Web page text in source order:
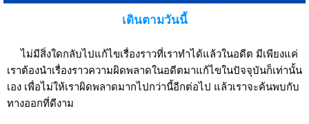
เดินตามวันนี้
ไม่มีสิ่งใดกลับไปแก้ไขเรื่องราวที่เราทำได้แล้วในอดีต มีเพียงแค่
เราต้องนำเรื่องราวความผิดพลาดในอดีตมาแก้ไขในปัจจุบันก็เท่านั้น
เอง เพื่อไม่ให้เราผิดพลาดมากไปกว่านี้อีกต่อไป แล้วเราจะค้นพบกับ
ทางออกที่ดีงาม